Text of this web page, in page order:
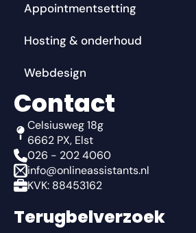
Appointmentsetting
Hosting & onderhoud
Webdesign
Contact
Celsiusweg 18g
6662 PX, Elst
026 - 202 4060
info@onlineassistants.nl
KVK: 88453162
Terugbelverzoek